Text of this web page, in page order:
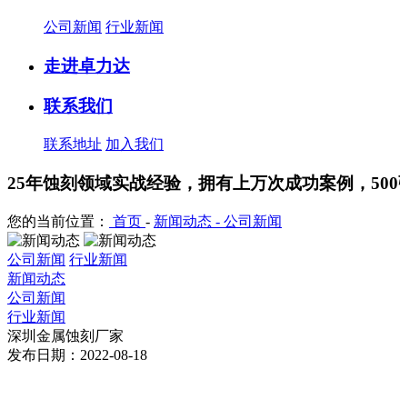
公司新闻 行业新闻
走进卓力达
联系我们
联系地址 加入我们
25年蚀刻领域实战经验，拥有上万次成功案例，500
您的当前位置： 首页 - 新闻动态 - 公司新闻
公司新闻 行业新闻
新闻动态
公司新闻
行业新闻
深圳金属蚀刻厂家
发布日期：2022-08-18